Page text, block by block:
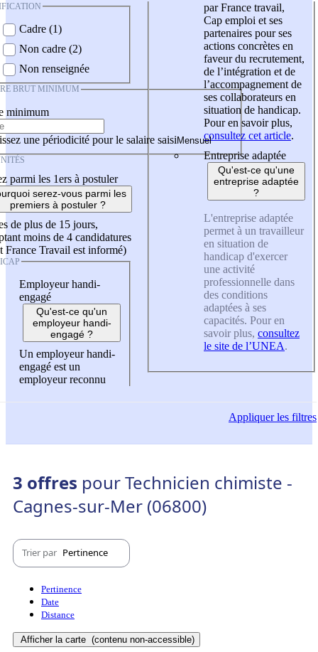
Cadre (1)
Non cadre (2)
Non renseignée
BRUT MINIMUM
minimum
une périodicité pour le salaire saisi
parmi les 1ers à postuler
serez-vous parmi les
premiers à postuler ?
de plus de 15 jours,
moins de 4 candidatures
France Travail est informé)
Employeur handi-
engagé
Qu'est-ce qu'un
employeur handi-
engagé ?
Un employeur handi-
engagé est un
employeur reconnu
par France travail,
Cap emploi et ses
partenaires pour ses
actions concrètes en
faveur du recrutement,
de l’intégration et de
l’accompagnement de
ses collaborateurs en
situation de handicap.
Pour en savoir plus,
consultez cet article.
Entreprise adaptée
Qu'est-ce qu'une
entreprise adaptée
?
L'entreprise adaptée
permet à un travailleur
en situation de
handicap d'exercer
une activité
professionnelle dans
des conditions
adaptées à ses
capacités. Pour en
savoir plus, consultez
le site de l’UNEA.
Appliquerles filtres
3 offres pour Technicien chimiste -
Cagnes-sur-Mer (06800)
Trier par Pertinence
Pertinence
Date
Distance
Afficher la carte (contenu non-accessible)